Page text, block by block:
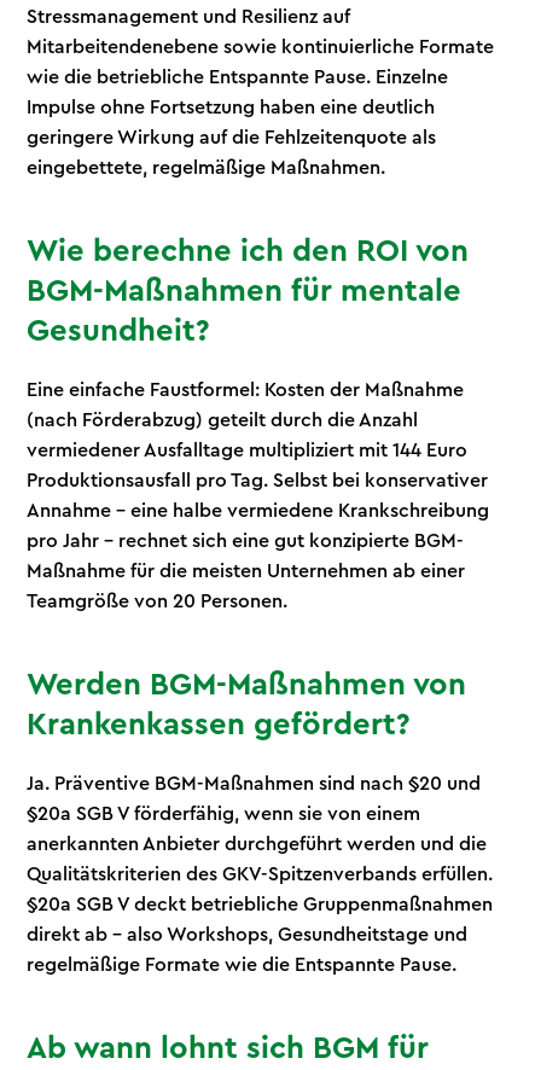
Stressmanagement und Resilienz auf
Mitarbeitendenebene sowie kontinuierliche Formate
wie die betriebliche Entspannte Pause. Einzelne
Impulse ohne Fortsetzung haben eine deutlich
geringere Wirkung auf die Fehlzeitenquote als
eingebettete, regelmäßige Maßnahmen.
Wie berechne ich den ROI von
BGM-Maßnahmen für mentale
Gesundheit?
Eine einfache Faustformel: Kosten der Maßnahme
(nach Förderabzug) geteilt durch die Anzahl
vermiedener Ausfalltage multipliziert mit 144 Euro
Produktionsausfall pro Tag. Selbst bei konservativer
Annahme – eine halbe vermiedene Krankschreibung
pro Jahr – rechnet sich eine gut konzipierte BGM-
Maßnahme für die meisten Unternehmen ab einer
Teamgröße von 20 Personen.
Werden BGM-Maßnahmen von
Krankenkassen gefördert?
Ja. Präventive BGM-Maßnahmen sind nach §20 und
§20a SGB V förderfähig, wenn sie von einem
anerkannten Anbieter durchgeführt werden und die
Qualitätskriterien des GKV-Spitzenverbands erfüllen.
§20a SGB V deckt betriebliche Gruppenmaßnahmen
direkt ab – also Workshops, Gesundheitstage und
regelmäßige Formate wie die Entspannte Pause.
Ab wann lohnt sich BGM für